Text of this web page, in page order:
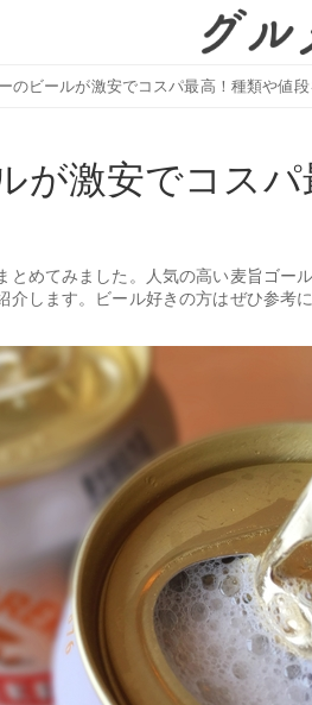
のビールが激安でコスパ最高！種類や値段
が激安でコス
めてみました。人気の高い麦旨ゴー
します。ビール好きの方はぜひ参考に